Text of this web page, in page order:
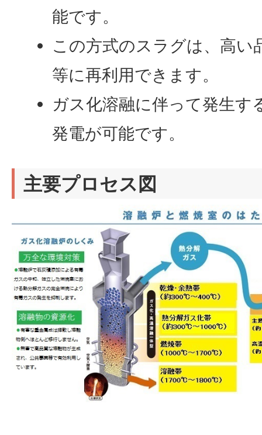
能です。
この方式のスラグは、高い
等に再利用できます。
ガス化溶融に伴って発生す
発電が可能です。
主要プロセス図